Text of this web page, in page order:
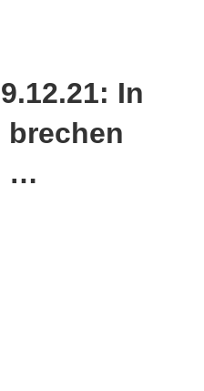
In
brechen
…